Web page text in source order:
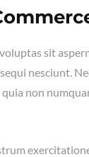
sit
nesciunt.
non